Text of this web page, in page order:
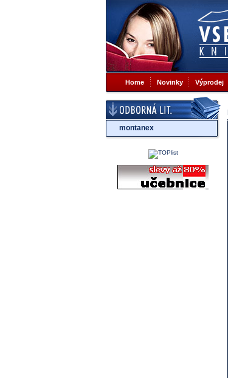
Home Novinky Výprodej
montanex